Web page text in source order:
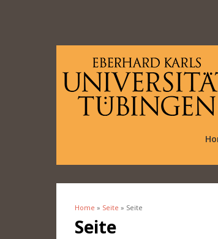
You are here
Home » Seite » Seite
Seite